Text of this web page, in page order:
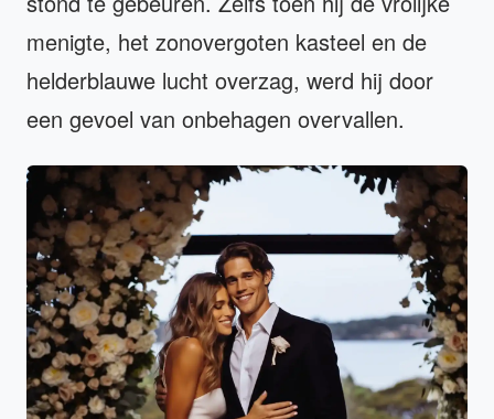
menigte, het zonovergoten kasteel en de
helderblauwe lucht overzag, werd hij door
een gevoel van onbehagen overvallen.